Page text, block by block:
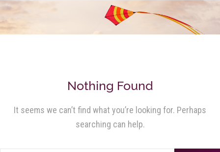
Nothing Found
It seems we can’t find what you’re looking for. Perhaps
searching can help.